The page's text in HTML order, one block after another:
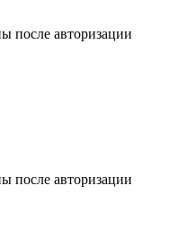
после авторизации
после авторизации